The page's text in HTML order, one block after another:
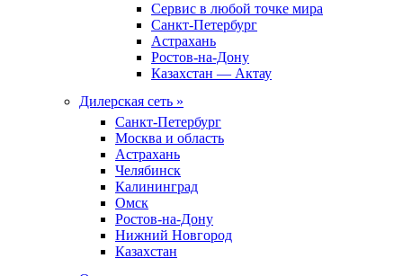
Сервис в любой точке мира
Санкт-Петербург
Астрахань
Ростов-на-Дону
Казахстан — Актау
Дилерская сеть »
Санкт-Петербург
Москва и область
Астрахань
Челябинск
Калининград
Омск
Ростов-на-Дону
Нижний Новгород
Казахстан